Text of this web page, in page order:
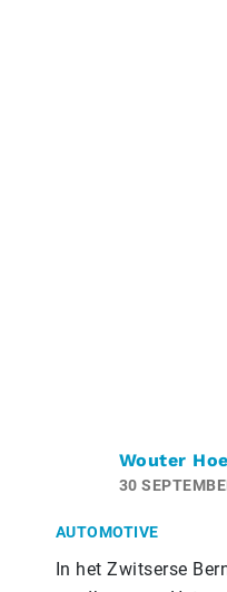
Wouter
30
AUTOMOTIVE
In het Zwitserse